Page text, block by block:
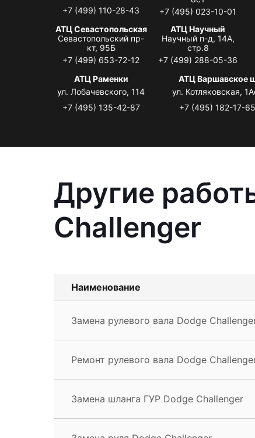
+7 (499) 110-28-43
+7 (495) 023-10-01
АТЦ Севастопольская
Севастопольский пр-
кт, 95Б
+7 (499) 653-72-12
АТЦ Научный
Научный п-д, 14А,
стр.8
+7 (499) 288-05-36
АТЦ Раменки
ул. Лобачевского, 114
+7 (495) 135-42-87
АТЦ Варшавское
ул. Котляковская,
+7 (495) 182-17-65
Другие
Challenger
Наименование
Замена рулевого вала Dodge
Ремонт рулевого вала Dodge
Замена шланга ГУР Dodge Challenger